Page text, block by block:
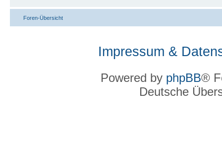
Foren-Übersicht
Impressum &
Powered by phpBB®
Deutsche